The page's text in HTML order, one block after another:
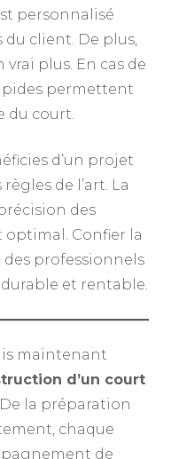
personnalisé
client. De plus,
vrai plus. En cas de
permettent
du court.
d’un projet
de l’art. La
des
optimal. Confier la
professionnels
et rentable.
maintenant
d’un court
De la préparation
chaque
de